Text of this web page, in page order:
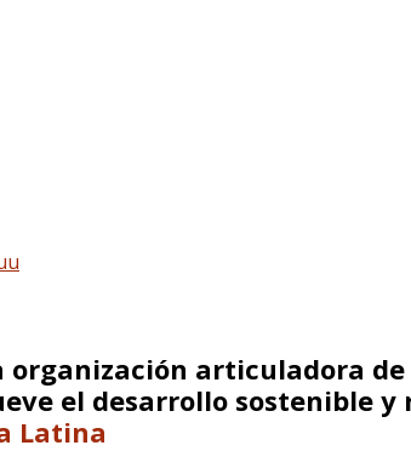
organización articuladora
el desarrollo sostenible y
Latina